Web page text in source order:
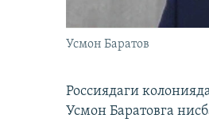
Усмон Баратов
Россиядаги
Усмон Баратовга